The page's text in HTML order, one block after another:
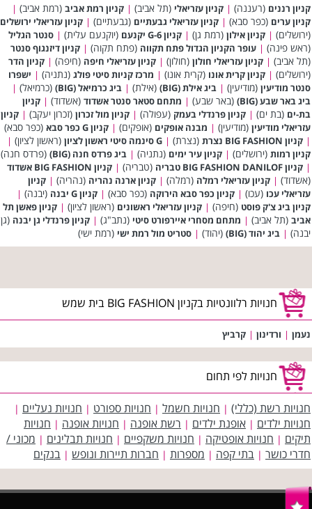
קניון רננים (רעננה) | קניון עזריאלי (תל אביב) | קניון רמת אביב (רמת אביב) |
קניון ערים (כפר סבא) | קניון עזריאלי גבעתיים (גבעתיים) | קניון עזריאלי ירושלים
(ירושלים) | קניון אילון (רמת גן) | קניון G-6 יקנעם (יוקנעם עלית) | סנטר הגליל
(ראש פינה) | עופר הקניון הגדול פתח תקווה (פתח תקוה) | קניון דיזנגוף סנטר
(תל אביב) | קניון עזריאלי חולון (חולון) | קניון עזריאלי חיפה (חיפה) | קניון הדר
(ירושלים) | קניון קרית אונו (קרית אונו) | מרכז קניות סיטי פולג (נתניה) | ישפרו
סנטר מודיעין (מודיעין) | ביג אילת (BIG) (אילת) | ביג כרמיאל (BIG) (כרמיאל) |
ביג באר שבע (BIG)
(באר שבע) | מתחם סטאר סנטר אשדוד (אשדוד) | קניון
בת-ים (בת ים) | קניון פרנדלי בעמק (עפולה) | קניון מול זכרון (זכרון יעקב) | קניון
עזריאלי מודיעין (מודיעין) | מבנה אופקים (אופקים) | קניון G כפר סבא (כפר סבא)
| קניון BIG FASHION נצרת (נצרת) | G סינמה סיטי ראשון לציון (ראשון לציון) |
קניון רמות (ירושלים) | קניון עיר ימים (נתניה) | ביג פרדס חנה (BIG) (פרדס חנה)
| קניון BIG FASHION DANILOF טבריה (טבריה) | קניון BIG FASHION אשדוד
(אשדוד) | קניון עזריאלי רמלה (רמלה) | קניון ארנה נהריה (נהריה) | קניון
עזריאלי עכו (עכו) | קניון כפר סבא הירוקה (כפר סבא) | קניון G יבנה (יבנה) |
קניון ביג צ'ק פוסט (חיפה) | קניון עזריאלי ראשונים (ראשון לציון) | קניון פאשן תל
אביב (תל אביב) | מתחם מסחרי איירפורט סיטי (נתב"ג) | קניון פרנדלי גן יבנה (גן
יבנה) | ביג יהוד (BIG) (יהוד) | סטריט מול רמת ישי (רמת ישי)
חנויות רלוונטיות בקניון BIG FASHION בית שמש
נעמן | ורדינון | קרביץ
חנויות לפי תחום
חנויות רשת (כללי) | חנויות חשמל | חנויות ספורט | חנויות נעליים |
חנויות ילדים | אופנת ילדים | רשת אופנה | חנויות אופנה | חנויות
תיקים | חנויות אופטיקה | חנויות משקפיים | חנויות תבלינים | מכוני /
חדרי כושר | בתי קפה | מספרות | חברות תיירות ונופש | בנקים